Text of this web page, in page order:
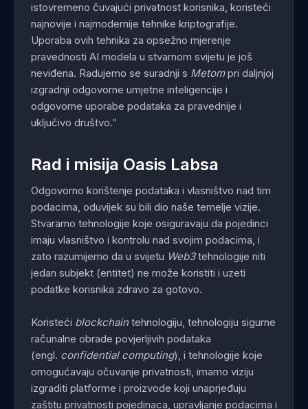
istovremeno čuvajući privatnost korisnika, koristeći
najnovije i najmodernije tehnike kriptografije.
Uporaba ovih tehnika za opsežno mjerenje
pravednosti AI modela u stvarnom svijetu je još
neviđena. Radujemo se suradnji s Metompri daljnjoj
izgradnji odgovorne umjetne inteligencije i
odgovorne uporabe podataka za pravednije i
uključivo društvo.”
Rad i misija Oasis Labsa
Odgovorno korištenje podataka i vlasništvo nad tim
podacima, oduvijek su bili dio naše temelje vizije.
Stvaramo tehnologije koje osiguravaju da pojedinci
imaju vlasništvo i kontrolu nad svojim podacima, i
zato razumijemo da u svijetu Web3tehnologije niti
jedan subjekt (entitet) ne može koristiti i uzeti
podatke korisnika zdravo za gotovo.
Koristeći blockchain tehnologiju, tehnologiju sigurne
računalne obrade povjerljivih podataka
(engl. confidential computing), i tehnologije koje
omogućavaju očuvanje privatnosti, imamo viziju
izgraditi platforme i proizvode koji unaprjeđuju
zaštitu privatnosti pojedinaca, upravljanje podacima i